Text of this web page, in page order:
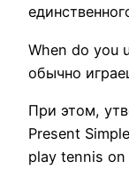
When do you
обычно
При этом,
Present
play tennis on